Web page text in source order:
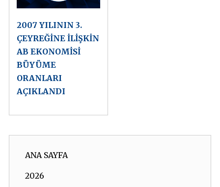
2007 YILININ 3.
ÇEYREĞİNE İLİŞKİN
AB EKONOMİSİ
BÜYÜME
ORANLARI
AÇIKLANDI
ANA SAYFA
2026